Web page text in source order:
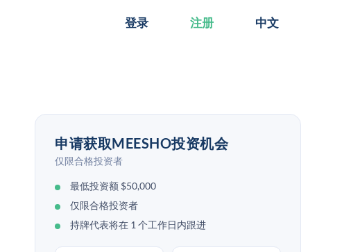
登录 注册 中文
申请获取MEESHO投资机会
仅限合格投资者
最低投资额 $50,000
仅限合格投资者
持牌代表将在 1 个工作日内跟进